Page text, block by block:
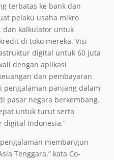
terbatas ke bank dan
pelaku usaha mikro
dan kalkulator untuk
di toko mereka. Visi
digital untuk 60 juta
dengan aplikasi
dan pembayaran
panjang dalam
pasar negara berkembang.
untuk turut serta
Indonesia,”
membangun
Tenggara,” kata Co-